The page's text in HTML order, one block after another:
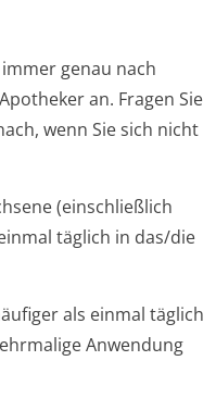
genau nach
an. Fragen Sie
wenn Sie sich nicht
(einschließlich
täglich in das/die
als einmal täglich
Anwendung